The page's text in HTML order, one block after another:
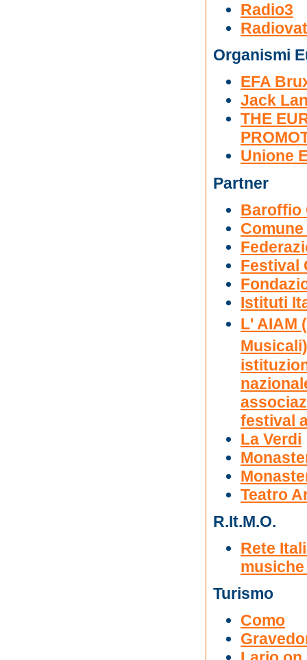
Radio3
Organismi
EFA
Jack
THE
Unione
Partner
Baroffio
Festival
Istituti
L' AIAM
festival
La Verdi
Teatro
R.It.M.O.
Rete
Turismo
Como